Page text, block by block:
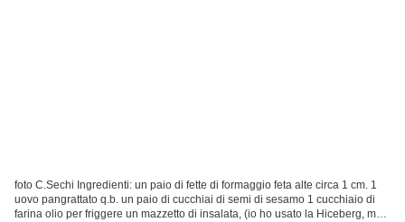
foto C.Sechi Ingredienti: un paio di fette di formaggio feta alte circa 1 cm. 1
uovo pangrattato q.b. un paio di cucchiai di semi di sesamo 1 cucchiaio di
farina olio per friggere un mazzetto di insalata, (io ho usato la Hiceberg, ma